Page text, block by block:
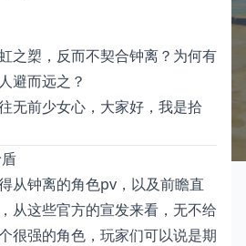
之槊，反而不契合钟离？为何有
避而远之？
无前少女心，大家好，我是拾
从钟离的角色pv，以及前瞻直
从这些官方的宣发来看，无不给
很强的角色，玩家们可以说是期